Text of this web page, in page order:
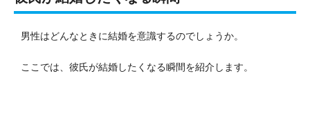
男性はどんなときに結婚を意識するのでしょうか。
ここでは、彼氏が結婚したくなる瞬間を紹介します。